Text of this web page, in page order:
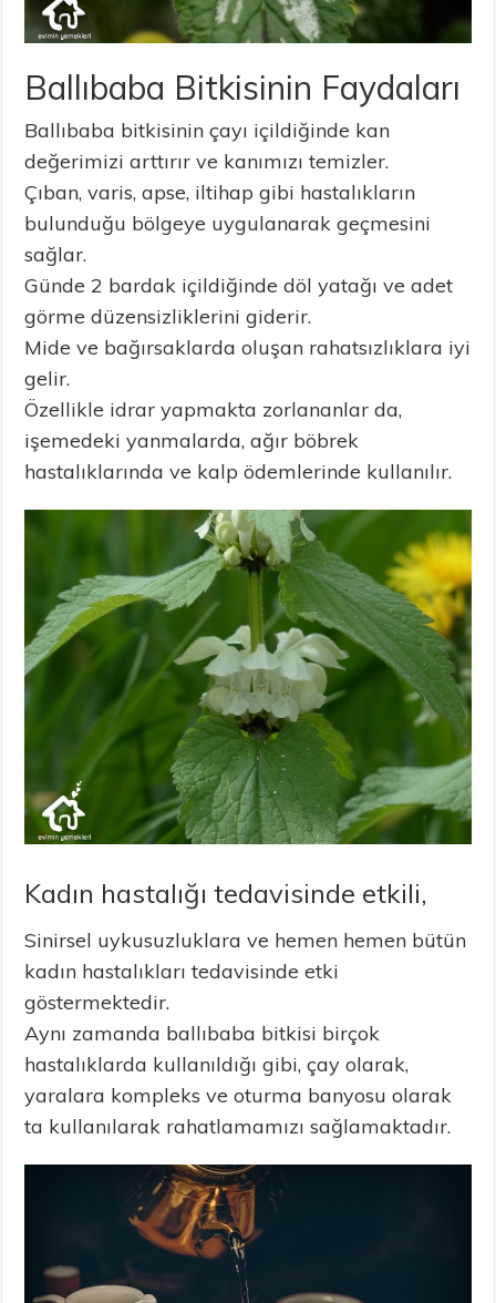
Ballıbaba Bitkisinin Faydaları
Ballıbaba bitkisinin çayı içildiğinde kan
değerimizi arttırır ve kanımızı temizler.
Çıban, varis, apse, iltihap gibi hastalıkların
bulunduğu bölgeye uygulanarak geçmesini
sağlar.
Günde 2 bardak içildiğinde döl yatağı ve adet
görme düzensizliklerini giderir.
Mide ve bağırsaklarda oluşan rahatsızlıklara iyi
gelir.
Özellikle idrar yapmakta zorlananlar da,
işemedeki yanmalarda, ağır böbrek
hastalıklarında ve kalp ödemlerinde kullanılır.
Kadın hastalığı tedavisinde etkili,
Sinirsel uykusuzluklara ve hemen hemen bütün
kadın hastalıkları tedavisinde etki
göstermektedir.
Aynı zamanda ballıbaba bitkisi birçok
hastalıklarda kullanıldığı gibi, çay olarak,
yaralara kompleks ve oturma banyosu olarak
ta kullanılarak rahatlamamızı sağlamaktadır.